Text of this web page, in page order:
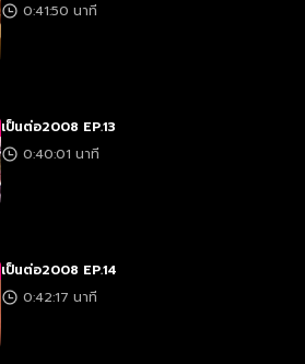
0:41:50 นาที
เป็นต่อ2008 EP.13
0:40:01 นาที
เป็นต่อ2008 EP.14
0:42:17 นาที